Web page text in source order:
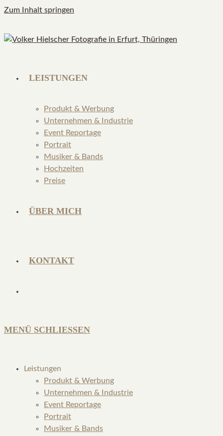
Zum Inhalt springen
LEISTUNGEN
Produkt & Werbung
Unternehmen & Industrie
Event Reportage
Portrait
Musiker & Bands
Hochzeiten
Preise
ÜBER MICH
KONTAKT
MENÜ SCHLIESSEN
Leistungen
Produkt & Werbung
Unternehmen & Industrie
Event Reportage
Portrait
Musiker & Bands